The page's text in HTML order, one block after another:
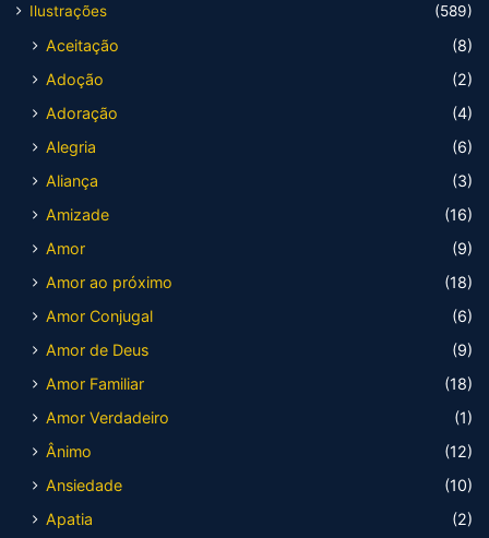
Ilustrações
(589)
Aceitação
(8)
Adoção
(2)
Adoração
(4)
Alegria
(6)
Aliança
(3)
Amizade
(16)
Amor
(9)
Amor ao próximo
(18)
Amor Conjugal
(6)
Amor de Deus
(9)
Amor Familiar
(18)
Amor Verdadeiro
(1)
Ânimo
(12)
Ansiedade
(10)
Apatia
(2)